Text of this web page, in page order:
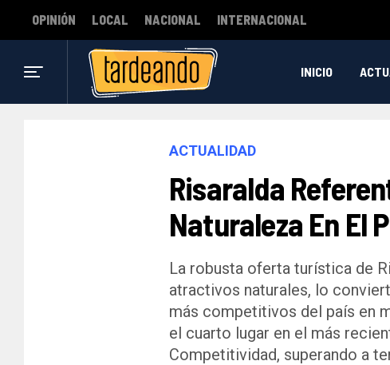
OPINIÓN LOCAL NACIONAL INTERNACIONAL
INICIO
ACTUALIDAD
Risaralda
Naturaleza En El
La robusta oferta turística de
atractivos naturales, lo
más competitivos del país en
el cuarto lugar en el más
Competitividad, superando a